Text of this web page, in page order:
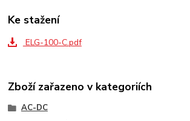
Ke stažení
ELG-100-C.pdf
Zboží zařazeno v kategoriích
AC-DC